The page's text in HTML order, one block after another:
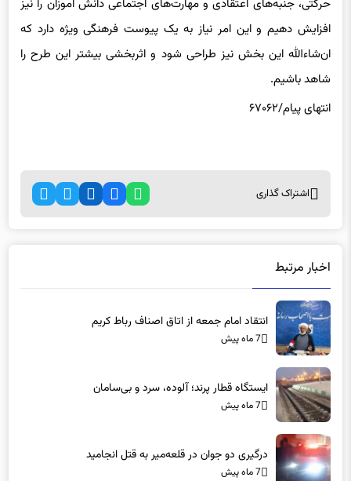
افزایش دهیم و این امر نیاز به یک پیوست فرهنگی ویژه دارد که
ان‌شاءالله این بخش نیز طراحی شود و اثربخشی بیشتر این طرح را
شاهد باشیم.
انتهایپیام/۶۷۰۶۲
7 ماه پیش
7 ماه پیش